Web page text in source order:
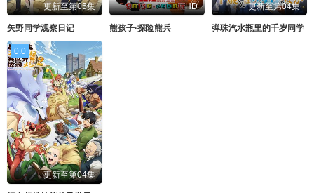
更新至第05集
矢野同学观察日记
HD
熊孩子·探险熊兵
更新至第04集
弹珠汽水瓶里的千岁同学
0.0
更新至第04集